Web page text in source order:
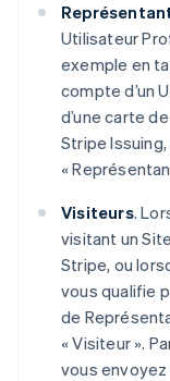
Utilisateur
exemple en
compte d’un
d’une carte
Stripe
«
Visiteurs.
visitant un
Stripe, ou
vous qualifie
de
« Visiteur ».
vous